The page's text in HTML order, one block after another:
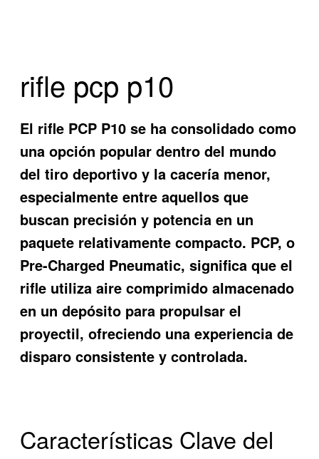
rifle pcp p10
El rifle PCP P10 se ha consolidado como
una opción popular dentro del mundo
del tiro deportivo y la cacería menor,
especialmente entre aquellos que
buscan precisión y potencia en un
paquete relativamente compacto. PCP, o
Pre-Charged Pneumatic, significa que el
rifle utiliza aire comprimido almacenado
en un depósito para propulsar el
proyectil, ofreciendo una experiencia de
disparo consistente y controlada.
Características Clave del